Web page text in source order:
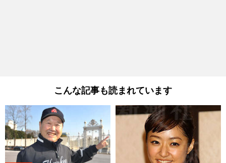
こんな記事も読まれています